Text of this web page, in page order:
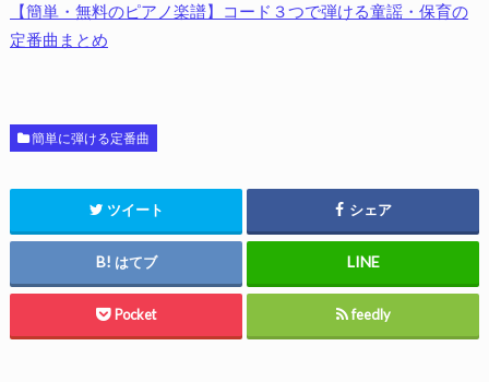
【簡単・無料のピアノ楽譜】コード３つで弾ける童謡・保育の
定番曲まとめ
簡単に弾ける定番曲
ツイート シェア
はてブ
Pocket feedly